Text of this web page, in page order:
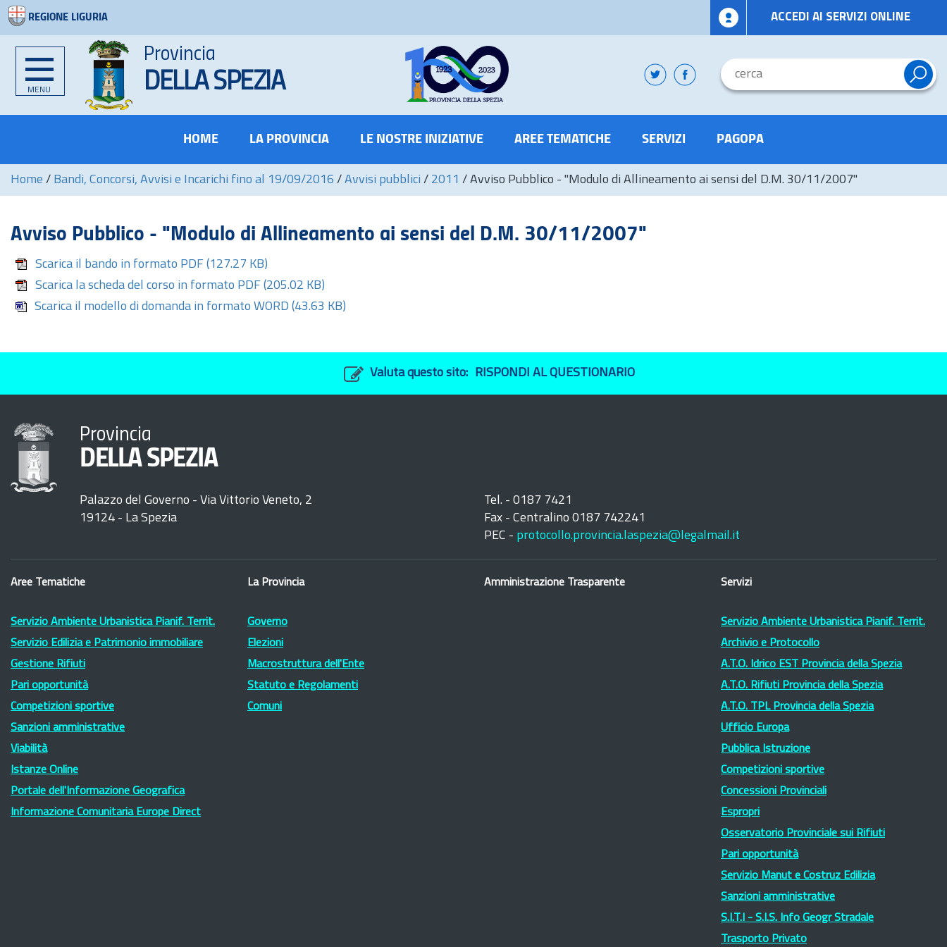
REGIONE LIGURIA ACCEDI AI SERVIZI ONLINE
MENU
Provincia
DELLA SPEZIA
HOME LA PROVINCIA LE NOSTRE INIZIATIVE AREE TEMATICHE SERVIZI PAGOPA
Home / Bandi, Concorsi, Avvisi e Incarichi fino al 19/09/2016 / Avvisi pubblici / 2011 / Avviso Pubblico - "Modulo di Allineamento ai sensi del D.M. 30/11/2007"
Avviso Pubblico - "Modulo di Allineamento ai sensi del D.M. 30/11/2007"
Scarica il bando in formato PDF (127.27 KB)
Scarica la scheda del corso in formato PDF (205.02 KB)
Scarica il modello di domanda in formato WORD (43.63 KB)
Valuta questo sito: RISPONDI AL QUESTIONARIO
Provincia
DELLA SPEZIA
Palazzo del Governo - Via Vittorio Veneto, 2
19124 - La Spezia
Tel. - 0187 7421
Fax - Centralino 0187 742241
PEC - protocollo.provincia.laspezia@legalmail.it
Aree Tematiche
Servizio Ambiente Urbanistica Pianif. Territ.
Servizio Edilizia e Patrimonio immobiliare
Gestione Rifiuti
Pari opportunità
Competizioni sportive
Sanzioni amministrative
Viabilità
Istanze Online
Portale dell'Informazione Geografica
Informazione Comunitaria Europe Direct
La Provincia
Governo
Elezioni
Macrostruttura dell'Ente
Statuto e Regolamenti
Comuni
Amministrazione Trasparente Servizi
Servizio Ambiente Urbanistica Pianif. Territ.
Archivio e Protocollo
A.T.O. Idrico EST Provincia della Spezia
A.T.O. Rifiuti Provincia della Spezia
A.T.O. TPL Provincia della Spezia
Ufficio Europa
Pubblica Istruzione
Competizioni sportive
Concessioni Provinciali
Espropri
Osservatorio Provinciale sui Rifiuti
Pari opportunità
Servizio Manut e Costruz Edilizia
Sanzioni amministrative
S.I.T.I - S.I.S. Info Geogr Stradale
Trasporto Privato